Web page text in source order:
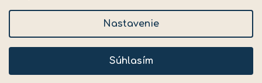
Nastavenie
Súhlasím
Copyright 2026Pastello. Všetky práva vyhradené.
Upraviť nastavenie cookies